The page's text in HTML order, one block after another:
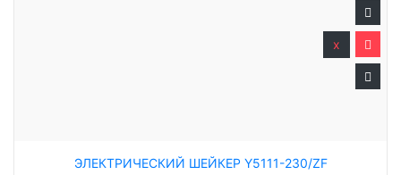
ЭЛЕКТРИЧЕСКИЙ ШЕЙКЕР Y5111-230/ZF
x